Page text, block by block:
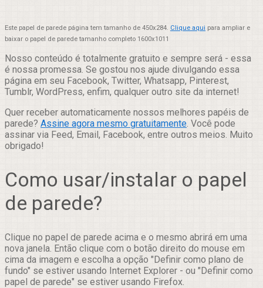
Este papel de parede página tem tamanho de 450x284. Clique aqui para ampliar e
baixar o papel de parede tamanho completo 1600x1011
Nosso conteúdo é totalmente gratuito e sempre será - essa
é nossa promessa. Se gostou nos ajude divulgando essa
página em seu Facebook, Twitter, Whatsapp, Pinterest,
Tumblr, WordPress, enfim, qualquer outro site da internet!
Quer receber automaticamente nossos melhores papéis de
parede? Assine agora mesmo gratuitamente. Você pode
assinar via Feed, Email, Facebook, entre outros meios. Muito
obrigado!
Como usar/instalar o papel
de parede?
Clique no papel de parede acima e o mesmo abrirá em uma
nova janela. Então clique com o botão direito do mouse em
cima da imagem e escolha a opção "Definir como plano de
fundo" se estiver usando Internet Explorer - ou "Definir como
papel de parede" se estiver usando Firefox.